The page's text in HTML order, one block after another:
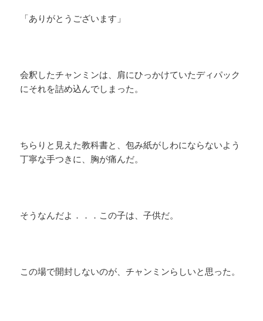
「ありがとうございます」
会釈したチャンミンは、肩にひっかけていたディパック
にそれを詰め込んでしまった。
ちらりと見えた教科書と、包み紙がしわにならないよう
丁寧な手つきに、胸が痛んだ。
そうなんだよ．．．この子は、子供だ。
この場で開封しないのが、チャンミンらしいと思った。